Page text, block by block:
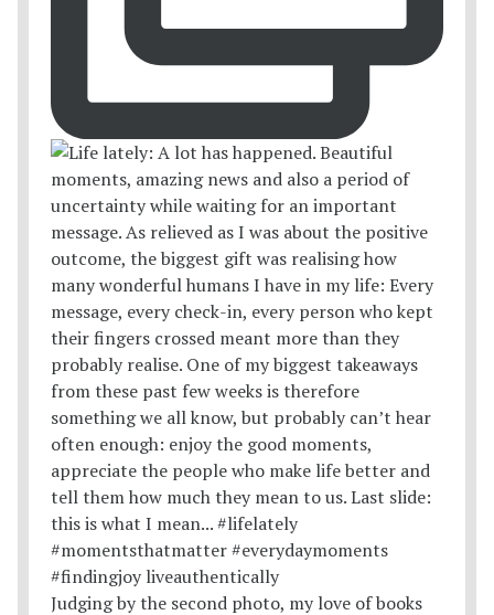
Judging by the second photo, my love of books